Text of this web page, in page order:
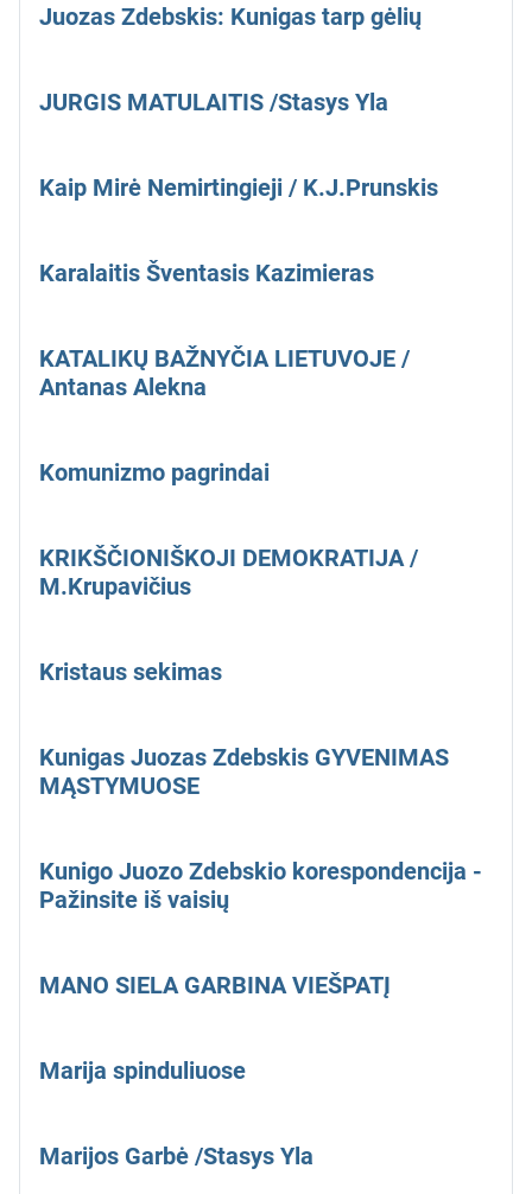
Juozas Zdebskis: Kunigas tarp gėlių
JURGIS MATULAITIS /Stasys Yla
Kaip Mirė Nemirtingieji / K.J.Prunskis
Karalaitis Šventasis Kazimieras
KATALIKŲ BAŽNYČIA LIETUVOJE /
Antanas Alekna
Komunizmo pagrindai
KRIKŠČIONIŠKOJI DEMOKRATIJA /
M.Krupavičius
Kristaus sekimas
Kunigas Juozas Zdebskis GYVENIMAS
MĄSTYMUOSE
Kunigo Juozo Zdebskio korespondencija -
Pažinsite iš vaisių
MANO SIELA GARBINA VIEŠPATĮ
Marija spinduliuose
Marijos Garbė /Stasys Yla